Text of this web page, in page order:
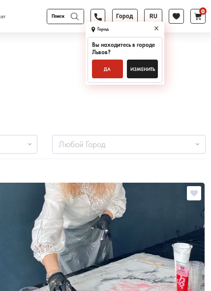
Поиск
товаров
Город
Город
Вы находитесь в городе
Львов?
ДА ИЗМЕНИТЬ
RU
0
Любой Город